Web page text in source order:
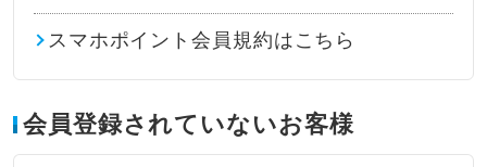
スマホポイント会員規約はこちら
会員登録されていないお客様